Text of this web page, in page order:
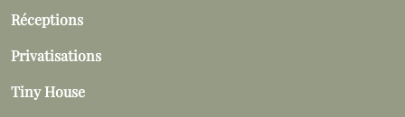
Réceptions
Privatisations
Tiny House